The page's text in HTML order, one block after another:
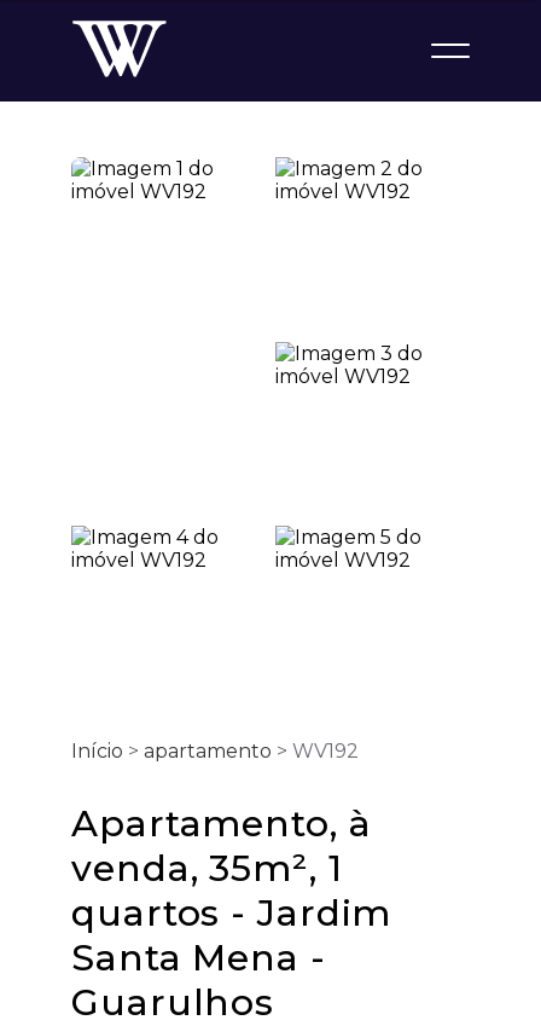
Início > apartamento > WV192
Apartamento, à
venda, 35m², 1
quartos - Jardim
Santa Mena -
Guarulhos